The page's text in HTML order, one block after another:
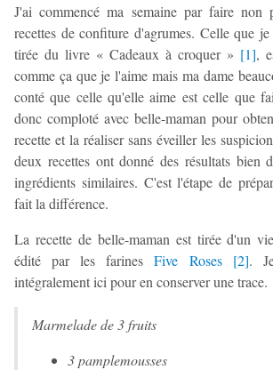
J'ai commencé ma semaine par faire non
recettes de confiture d'agrumes. Celle que
tirée du livre « Cadeaux à croquer » [1],
comme ça que je l'aime mais ma dame
conté que celle qu'elle aime est celle que
donc comploté avec belle-maman pour
recette et la réaliser sans éveiller les
deux recettes ont donné des résultats bien
ingrédients similaires. C'est l'étape de
fait la différence.
La recette de belle-maman est tirée d'un
édité par les farinesFive Roses [2].
intégralement ici pour en conserver une trace.
Marmelade de 3 fruits
3 pamplemousses